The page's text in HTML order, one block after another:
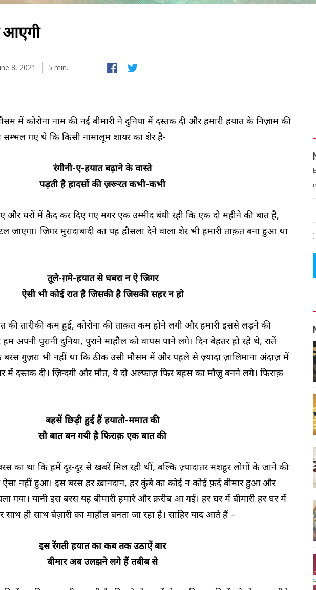
आएगी
8, 2021 5 min.
में कोरोना नाम की नई बीमारी ने दुनिया में दस्तक दी और हमारी हयात के निज़ाम की
सम्भल गए थे कि किसी नामालूम शायर का शेर है-
रंगीनी-ए-हयात बढ़ाने के वास्ते
पड़ती है हादसों की ज़रूरत कभी-कभी
और घरों में क़ैद कर दिए गए मगर एक उम्मीद बंधी रही कि एक दो महीने की बात है,
जाएगा। जिगर मुरादाबादी का यह हौसला देने वाला शेर भी हमारी ताक़त बना हुआ था
तूले-ग़मे-हयात से घबरा न ऐ जिगर
ऐसी भी कोई रात है जिसकी है जिसकी सहर न हो
की तारीकी कम हुई, कोरोना की ताक़त कम होने लगी और हमारी इससे लड़ने की
अपनी पुरानी दुनिया, पुराने माहौल को वापस पाने लगे। दिन बेहतर हो रहे थे, रातें
बरस गुज़रा भी नहीं था कि ठीक उसी मौसम में और पहले से ज़्यादा ज़ालिमाना अंदाज़ में
में दस्तक दी। ज़िन्दगी और मौत, ये दो अल्फाज़ फिर बहस का मौज़ू बनने लगे। फिराक़
बहसें छिड़ी हुई हैं हयातो-ममात की
सौ बात बन गयी है फिराक़ एक बात की
का था कि हमें दूर-दूर से खबरें मिल रही थीं, बल्कि ज़्यादातर मशहूर लोगों के जाने की
नहीं हुआ। इस बरस हर ख़ानदान, हर कुंबे का कोई न कोई फ़र्द बीमार हुआ और
गया। यानी इस बरस यह बीमारी हमारे और क़रीब आ गई। हर घर में बीमारी हर घर में
ही साथ बेज़ारी का माहौल बनता जा रहा है। साहिर याद आते हैं –
इस रेंगती हयात का कब तक उठाऐं बार
बीमार अब उलझने लगे हैं तबीब से